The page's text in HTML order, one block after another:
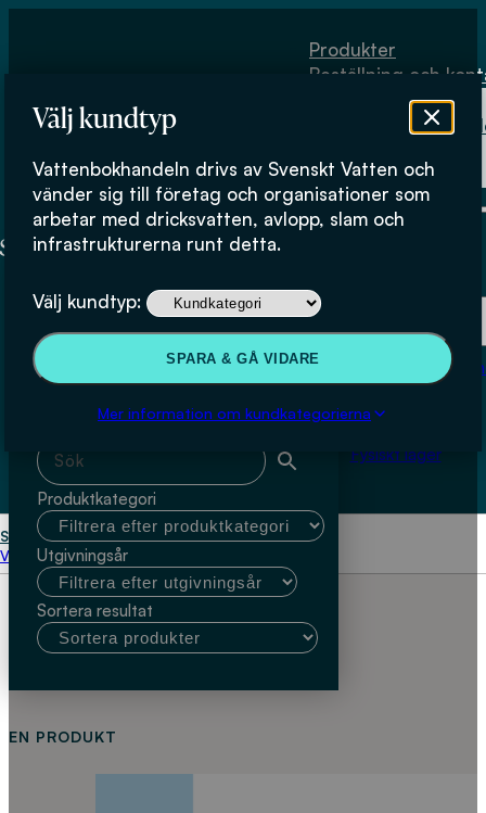
Välj kundtyp
Vattenbokhandeln drivs av Svenskt Vatten och
vänder sig till företag och organisationer som
arbetar med dricksvatten, avlopp, slam och
infrastrukturerna runt detta.
Välj kundtyp:
SPARA & GÅ VIDARE
Mer information om kundkategorierna
Produkter
Beställning och
Fysiskt lager
Beställning och kontakt
Om
Köpvillkor
Fysiskt lager
Start INSTA-CERT
Välj kundtyp
INSTA-CERT
Sök & filtrera
Sök med fritext
Produktkategori
Utgivningsår
Sortera resultat
EN PRODUKT